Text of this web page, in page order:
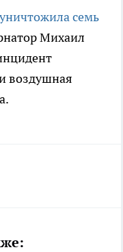
уничтожила семь
Михаил
воздушная